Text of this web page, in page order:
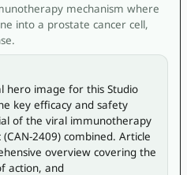
mechanism where
into a prostate cancer cell,
hero image for this Studio
key efficacy and safety
of the viral immunotherapy
2409) combined. Article
overview covering the
action, and